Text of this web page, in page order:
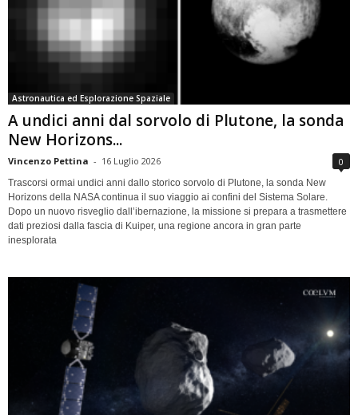
Astronautica ed Esplorazione Spaziale
A undici anni dal sorvolo di Plutone, la sonda
New Horizons...
Vincenzo Pettina - 16 Luglio 2026 0
Trascorsi ormai undici anni dallo storico sorvolo di Plutone, la sonda New
Horizons della NASA continua il suo viaggio ai confini del Sistema Solare.
Dopo un nuovo risveglio dall’ibernazione, la missione si prepara a trasmettere
dati preziosi dalla fascia di Kuiper, una regione ancora in gran parte
inesplorata